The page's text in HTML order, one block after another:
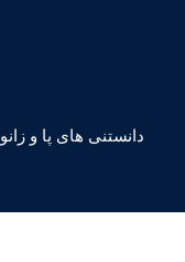
دانستنی های پا و زانو